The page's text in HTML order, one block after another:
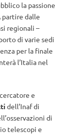
la passione
partire dalle
regionali –
di varie sedi
per la finale
l’Italia nel
e
dell’Inaf di
di
telescopi e